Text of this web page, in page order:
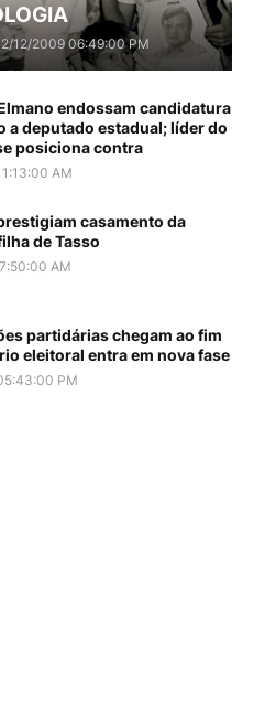
2/12/2009 06:49:00 PM
endossam candidatura
a deputado estadual; líder do
posiciona contra
AM
casamento da
de Tasso
AM
partidárias chegam ao fim
eleitoral entra em nova fase
PM